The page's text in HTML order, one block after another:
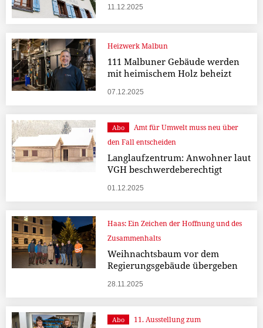
11.12.2025
Heizwerk Malbun
111 Malbuner Gebäude werden
mit heimischem Holz beheizt
07.12.2025
Abo
Amt für Umwelt muss neu über
den Fall entscheiden
Langlaufzentrum: Anwohner laut
VGH beschwerdeberechtigt
01.12.2025
Haas: Ein Zeichen der Hoffnung und des
Zusammenhalts
Weihnachtsbaum vor dem
Regierungsgebäude übergeben
28.11.2025
Abo
11. Ausstellung zum